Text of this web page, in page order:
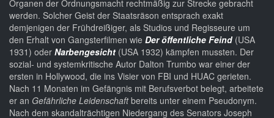
Organen der Ordnungsmacht rechtmäßig zur Strecke gebracht
werden. Solcher Geist der Staatsräson entsprach exakt
demjenigen der Frühdreißiger, als Studios und Regisseure um
den Erhalt von Gangsterfilmen wie Der öffentliche Feind (USA
1931) oder Narbengesicht (USA 1932) kämpfen mussten. Der
sozial- und systemkritische Autor Dalton Trumbo war einer der
ersten in Hollywood, die ins Visier von FBI und HUAC gerieten.
Nach 11 Monaten im Gefängnis mit Berufsverbot belegt, arbeitete
er an Gefährliche Leidenschaftbereits unter einem Pseudonym.
Nach dem skandalträchtigen Niedergang des Senators Joseph